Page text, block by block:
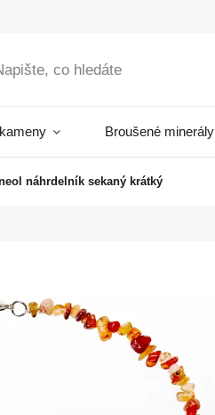
Broušené minerály
náhrdelník sekaný krátký